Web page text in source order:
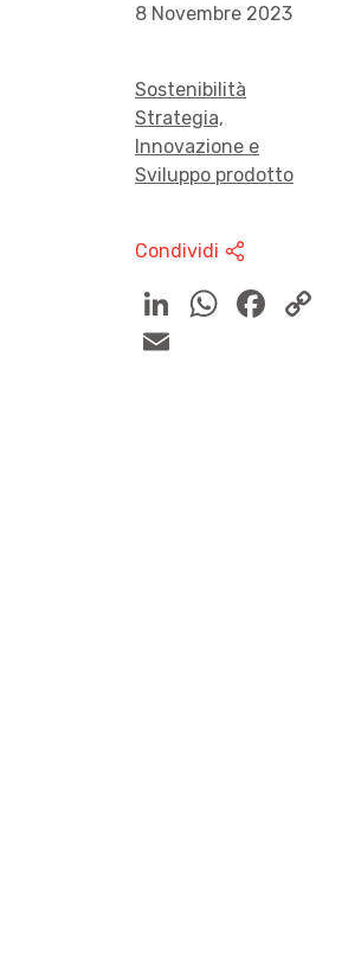
8 Novembre 2023
Sostenibilità
Strategia,
Innovazione e
Sviluppo prodotto
Condividi